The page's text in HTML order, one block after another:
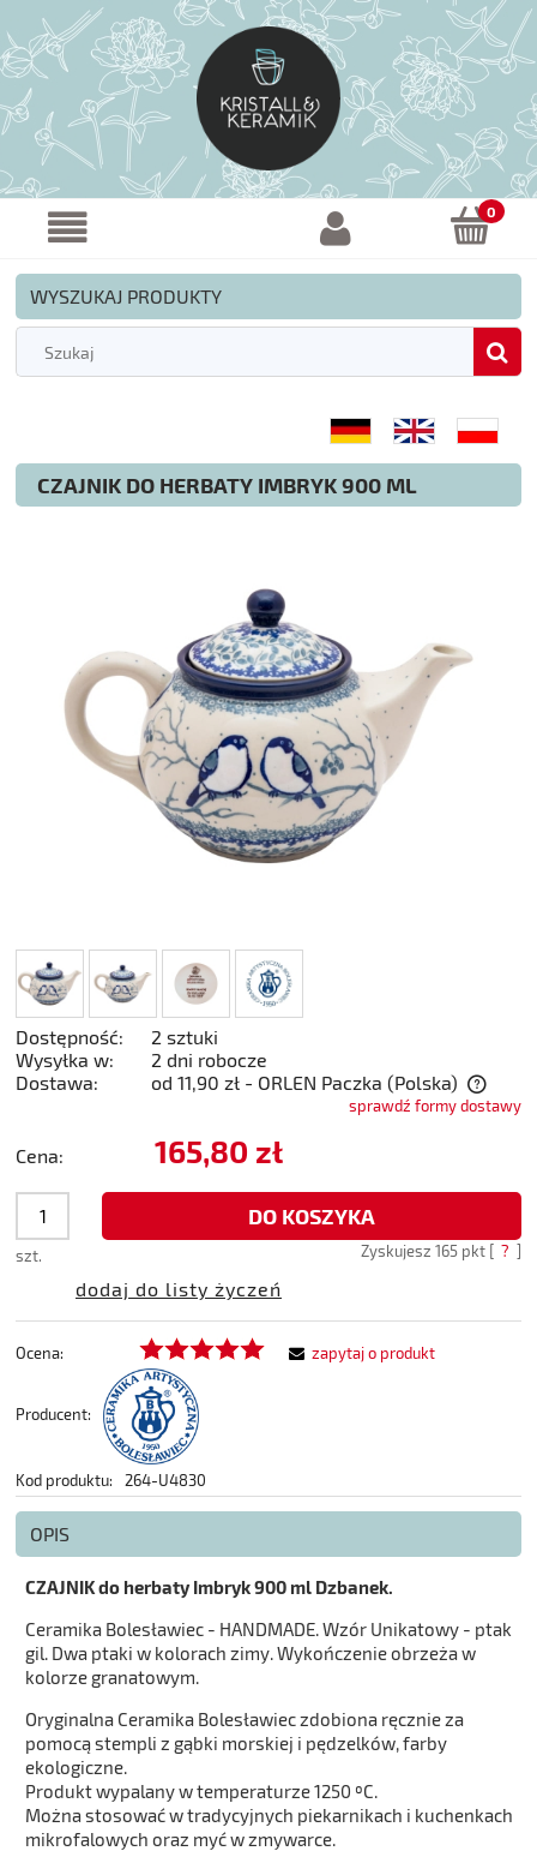
WYSZUKAJ PRODUKTY
CZAJNIK DO HERBATY IMBRYK 900 ML
Dostępność:
2 sztuki
Wysyłka w:
2 dni robocze
Dostawa:
od 11,90 zł - ORLEN Paczka (Polska)
Cena nie zawiera ewentualnych kosztów płatnościsprawdź formy dostawy
Cena: 165,80 zł
szt.
DO KOSZYKA
Zyskujesz 165pkt [ ? ]
dodaj do listy życzeń
Ocena:
Producent:
Kod produktu: 264-U4830
zapytaj o produkt
OPIS
CZAJNIK do herbaty Imbryk 900 ml Dzbanek.
Ceramika Bolesławiec - HANDMADE. Wzór Unikatowy - ptak
gil. Dwa ptaki w kolorach zimy. Wykończenie obrzeża w
kolorze granatowym.
Oryginalna Ceramika Bolesławiec zdobiona ręcznie za
pomocą stempli z gąbki morskiej i pędzelków, farby
ekologiczne.
Produkt wypalany w temperaturze 1250 ºC.
Można stosować w tradycyjnych piekarnikach i kuchenkach
mikrofalowych oraz myć w zmywarce.